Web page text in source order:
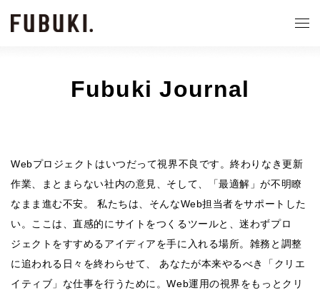
Fubuki Journal
Webプロジェクトはいつだって視界不良です。終わりなき更新
作業、まとまらない社内の意見、そして、「最適解」が不明瞭
なまま進む不安。 私たちは、そんなWeb担当者をサポートした
い。ここは、直感的にサイトをつくるツールと、迷わずプロ
ジェクトをすすめるアイディアを手に入れる場所。雑務と調整
に追われる日々を終わらせて、 あなたが本来やるべき「クリエ
イティブ」な仕事を行うために。Web運用の視界をもっとクリ